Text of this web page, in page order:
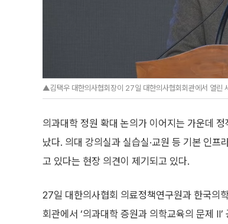
▲김택우 대한의사협회장이 27일 대한의사협회회관에서 열린
의과대학 정원 확대 논의가 이어지는 가운데
났다. 의대 강의실과 실습실·교원 등 기본 인
고 있다는 현장 의견이 제기되고 있다.
27일 대한의사협회 의료정책연구원과 한국의
회관에서 ‘의과대학 증원과 의학교육의 문제